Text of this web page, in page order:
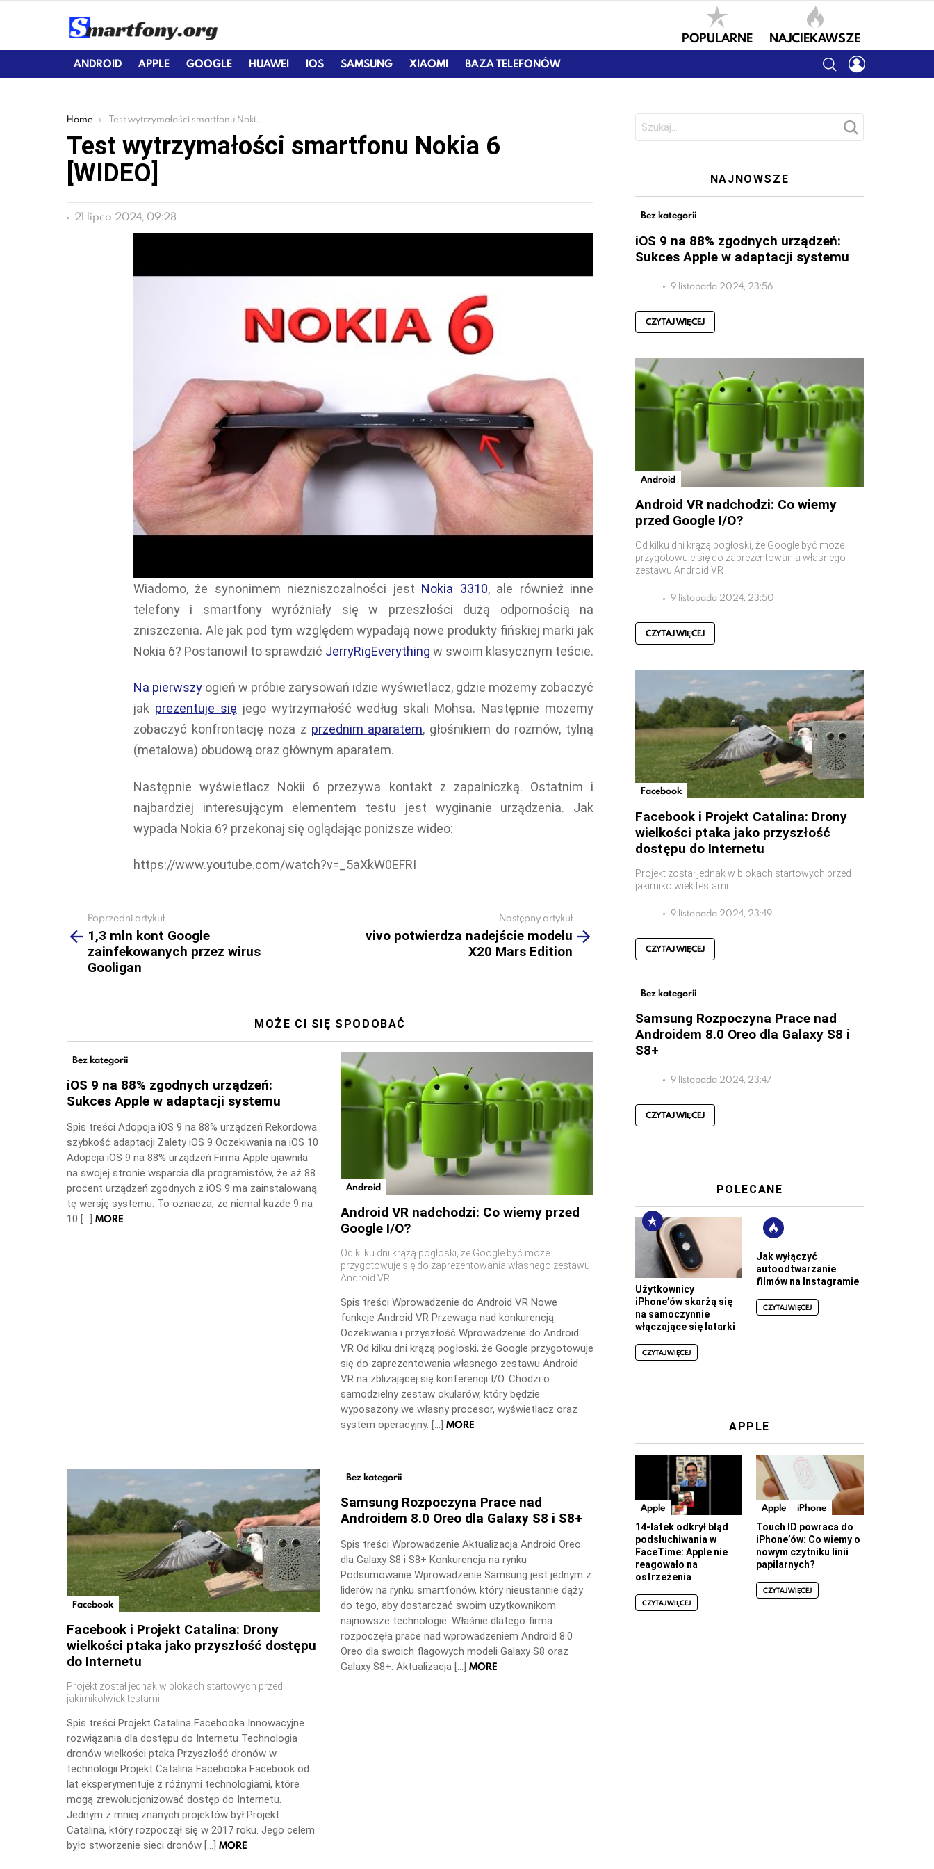
POPULARNE NAJCIEKAWSZE
ANDROID APPLE GOOGLE HUAWEI IOS SAMSUNG XIAOMI BAZA TELEFONÓW SEARCH
You are here:
Home Test wytrzymałości smartfonu Nokia 6 [WIDEO]
Test wytrzymałości smartfonu Nokia 6
[WIDEO]
21 lipca 2024, 09:28
Wiadomo, że synonimem niezniszczalności jest Nokia 3310, ale również inne
telefony i smartfony wyróżniały się w przeszłości dużą odpornością na
zniszczenia. Ale jak pod tym względem wypadają nowe produkty fińskiej marki jak
Nokia 6? Postanowił to sprawdzić JerryRigEverything w swoim klasycznym teście.
Na pierwszy ogień w próbie zarysowań idzie wyświetlacz, gdzie możemy zobaczyć
jak prezentuje się jego wytrzymałość według skali Mohsa. Następnie możemy
zobaczyć konfrontację noża z przednim aparatem, głośnikiem do rozmów, tylną
(metalowa) obudową oraz głównym aparatem.
Następnie wyświetlacz Nokii 6 przezywa kontakt z zapalniczką. Ostatnim i
najbardziej interesującym elementem testu jest wyginanie urządzenia. Jak
wypada Nokia 6? przekonaj się oglądając poniższe wideo:
https://www.youtube.com/watch?v=_5aXkW0EFRI
more
Poprzedni artykuł
1,3 mln kont Google
zainfekowanych przez wirus
Gooligan
Następny artykuł
vivo potwierdza nadejście modelu
X20 Mars Edition
MOŻE CI SIĘ SPODOBAĆ
Bez kategorii
iOS 9 na 88% zgodnych urządzeń:
Sukces Apple w adaptacji systemu
Spis treści Adopcja iOS 9 na 88% urządzeń Rekordowa
szybkość adaptacji Zalety iOS 9 Oczekiwania na iOS 10
Adopcja iOS 9 na 88% urządzeń Firma Apple ujawniła
na swojej stronie wsparcia dla programistów, że aż 88
procent urządzeń zgodnych z iOS 9 ma zainstalowaną
tę wersję systemu. To oznacza, że niemal każde 9 na
10 […] MORE
Android
Android VR nadchodzi: Co wiemy przed
Google I/O?
Od kilku dni krążą pogłoski, że Google być może
przygotowuje się do zaprezentowania własnego zestawu
Android VR
Spis treści Wprowadzenie do Android VR Nowe
funkcje Android VR Przewaga nad konkurencją
Oczekiwania i przyszłość Wprowadzenie do Android
VR Od kilku dni krążą pogłoski, że Google przygotowuje
się do zaprezentowania własnego zestawu Android
VR na zbliżającej się konferencji I/O. Chodzi o
samodzielny zestaw okularów, który będzie
wyposażony we własny procesor, wyświetlacz oraz
system operacyjny. […] MORE
Facebook
Facebook i Projekt Catalina: Drony
wielkości ptaka jako przyszłość dostępu
do Internetu
Projekt został jednak w blokach startowych przed
jakimikolwiek testami
Spis treści Projekt Catalina Facebooka Innowacyjne
rozwiązania dla dostępu do Internetu Technologia
dronów wielkości ptaka Przyszłość dronów w
technologii Projekt Catalina Facebooka Facebook od
lat eksperymentuje z różnymi technologiami, które
mogą zrewolucjonizować dostęp do Internetu.
Jednym z mniej znanych projektów był Projekt
Catalina, który rozpoczął się w 2017 roku. Jego celem
było stworzenie sieci dronów […] MORE
Bez kategorii
Samsung Rozpoczyna Prace nad
Androidem 8.0 Oreo dla Galaxy S8 i S8+
Spis treści Wprowadzenie Aktualizacja Android Oreo
dla Galaxy S8 i S8+ Konkurencja na rynku
Podsumowanie Wprowadzenie Samsung jest jednym z
liderów na rynku smartfonów, który nieustannie dąży
do tego, aby dostarczać swoim użytkownikom
najnowsze technologie. Właśnie dlatego firma
rozpoczęła prace nad wprowadzeniem Android 8.0
Oreo dla swoich flagowych modeli Galaxy S8 oraz
Galaxy S8+. Aktualizacja […] MORE
NAJNOWSZE
Bez kategorii
iOS 9 na 88% zgodnych urządzeń:
Sukces Apple w adaptacji systemu
9 listopada 2024, 23:56
CZYTAJ WIĘCEJ
Android
Android VR nadchodzi: Co wiemy
przed Google I/O?
Od kilku dni krążą pogłoski, że Google być może
przygotowuje się do zaprezentowania własnego
zestawu Android VR
9 listopada 2024, 23:50
CZYTAJ WIĘCEJ
Facebook
Facebook i Projekt Catalina: Drony
wielkości ptaka jako przyszłość
dostępu do Internetu
Projekt został jednak w blokach startowych przed
jakimikolwiek testami
9 listopada 2024, 23:49
CZYTAJ WIĘCEJ
Bez kategorii
Samsung Rozpoczyna Prace nad
Androidem 8.0 Oreo dla Galaxy S8 i
S8+
9 listopada 2024, 23:47
CZYTAJ WIĘCEJ
POLECANE
Użytkownicy
iPhone’ów skarżą się
na samoczynnie
włączające się latarki
CZYTAJ WIĘCEJ
Jak wyłączyć
autoodtwarzanie
filmów na Instagramie
CZYTAJ WIĘCEJ
APPLE
Apple
14-latek odkrył błąd
podsłuchiwania w
FaceTime: Apple nie
reagowało na
ostrzeżenia
CZYTAJ WIĘCEJ
Apple iPhone
Touch ID powraca do
iPhone’ów: Co wiemy o
nowym czytniku linii
papilarnych?
CZYTAJ WIĘCEJ